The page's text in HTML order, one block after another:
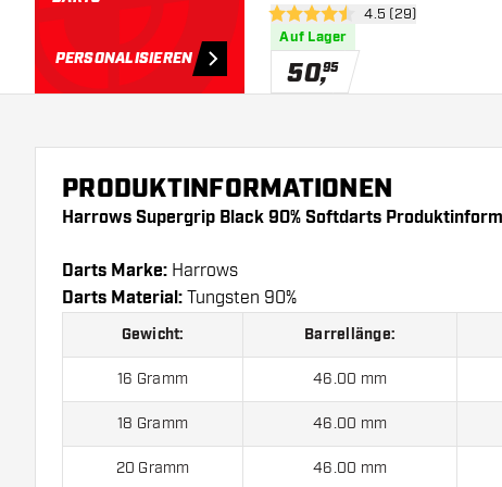
PERSONALISIEREN
Bewertungsbereich
4.5 Bewertungssterne
4.5 (29)
Auf Lager
50,95
PRODUKTINFORMATIONEN
Harrows Supergrip Black 90% Softdarts
Darts Marke: Harrows
Darts Material: Tungsten 90%
Gewicht: Barrellänge:
16 Gramm 46.00 mm
18 Gramm 46.00 mm
20 Gramm 46.00 mm